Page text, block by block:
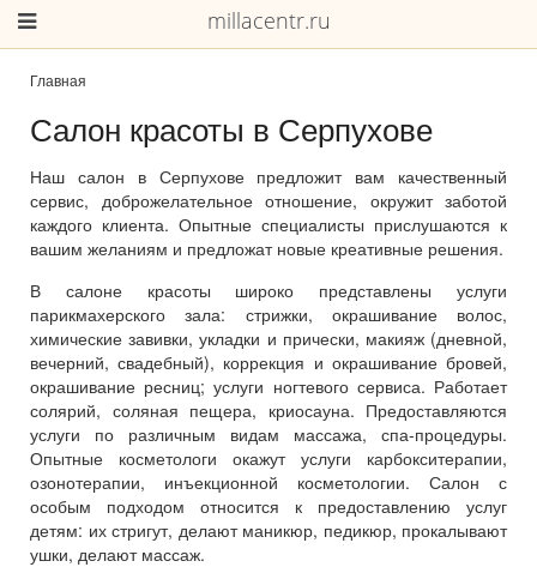
millacentr.ru
Главная
Салон красоты в Серпухове
Наш салон в Серпухове предложит вам качественный
сервис, доброжелательное отношение, окружит заботой
каждого клиента. Опытные специалисты прислушаются к
вашим желаниям и предложат новые креативные решения.
В салоне красоты широко представлены услуги
парикмахерского зала: стрижки, окрашивание волос,
химические завивки, укладки и прически, макияж (дневной,
вечерний, свадебный), коррекция и окрашивание бровей,
окрашивание ресниц; услуги ногтевого сервиса. Работает
солярий, соляная пещера, криосауна. Предоставляются
услуги по различным видам массажа, спа-процедуры.
Опытные косметологи окажут услуги карбокситерапии,
озонотерапии, инъекционной косметологии. Салон с
особым подходом относится к предоставлению услуг
детям: их стригут, делают маникюр, педикюр, прокалывают
ушки, делают массаж.